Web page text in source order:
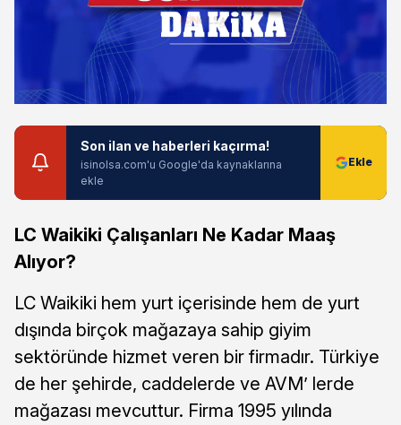
Son ilan ve haberleri kaçırma!
isinolsa.com'u Google'da kaynaklarına
ekle
LC Waikiki Çalışanları Ne Kadar Maaş
Alıyor?
LC Waikiki hem yurt içerisinde hem de yurt
dışında birçok mağazaya sahip giyim
sektöründe hizmet veren bir firmadır. Türkiye
de her şehirde, caddelerde ve AVM’ lerde
mağazası mevcuttur. Firma 1995 yılında